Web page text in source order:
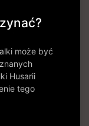
może być
Husarii
tego